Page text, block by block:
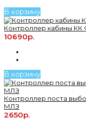
В корзину
Контроллер кабины КК
10690р.
В корзину
Контроллер поста
МЛЗ
2650р.